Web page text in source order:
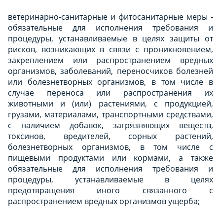
ветеринарно-санитарные и фитосанитарные меры -
обязательные для исполнения требования и
процедуры, устанавливаемые в целях защиты от
рисков, возникающих в связи с проникновением,
закреплением или распространением вредных
организмов, заболеваний, переносчиков болезней
или болезнетворных организмов, в том числе в
случае переноса или распространения их
животными и (или) растениями, с продукцией,
грузами, материалами, транспортными средствами,
с наличием добавок, загрязняющих веществ,
токсинов, вредителей, сорных растений,
болезнетворных организмов, в том числе с
пищевыми продуктами или кормами, а также
обязательные для исполнения требования и
процедуры, устанавливаемые в целях
предотвращения иного связанного с
распространением вредных организмов ущерба;